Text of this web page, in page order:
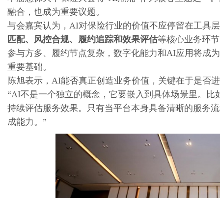
融合，也成为重要议题。
与会嘉宾认为，AI对保险行业的价值不应停留在工具
匹配、风控合规、履约追踪和效果评估等核心业务环
参与方多、履约节点复杂，数字化能力和AI应用将成
重要基础。
陈旭表示，AI能否真正创造业务价值，关键在于是否
“AI不是一个独立的概念，它要嵌入到具体场景里。
持续评估服务效果。只有当平台本身具备清晰的服务
成能力。”